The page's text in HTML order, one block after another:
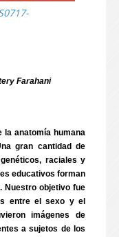
Farahani
la anatomía humana
gran cantidad de
raciales y
educativos forman
Nuestro objetivo fue
entre el sexo y el
imágenes de
a sujetos de los